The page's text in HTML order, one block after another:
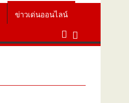
ข่าวเด่นออนไลน์